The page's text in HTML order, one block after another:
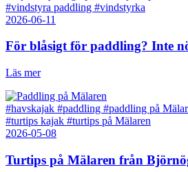
#vindstyra paddling #vindstyrka
2026-06-11
För blåsigt för paddling? Inte
Läs mer
#havskajak #paddling #paddling på
#turtips kajak #turtips på Mälaren
2026-05-08
Turtips på Mälaren från